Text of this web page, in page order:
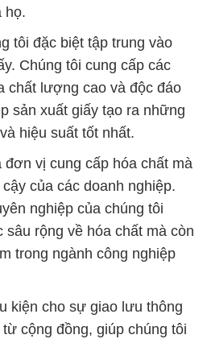
họ.
tôi đặc biệt tập trung vào
Chúng tôi cung cấp các
chất lượng cao và độc đáo
sản xuất giấy tạo ra những
hiệu suất tốt nhất.
đơn vị cung cấp hóa chất mà
của các doanh nghiệp.
nghiệp của chúng tôi
sâu rộng về hóa chất mà còn
trong ngành công nghiệp
kiện cho sự giao lưu thông
cộng đồng, giúp chúng tôi